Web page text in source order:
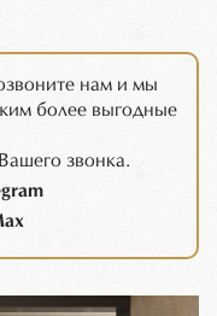
нам и мы
более выгодные
звонка.